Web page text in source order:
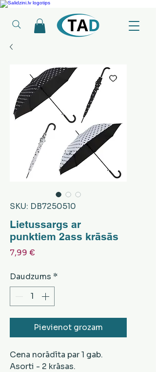
Ledusskapji, Sadzīves tehnika, Smaržas,
SKU: DB7250510
Lietussargs ar
punktiem 2ass krāsās
7,99 €
Daudzums *
Pievienot grozam
Cena norādīta par 1 gab.
Asorti - 2 krāsas.